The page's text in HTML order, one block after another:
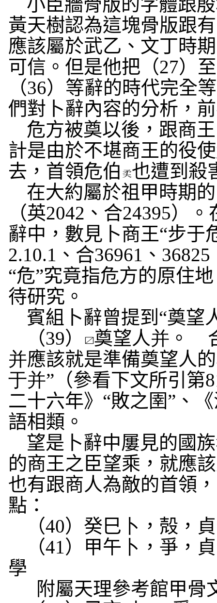
黃天樹認為這塊骨版跟
應該屬於武乙、文丁時
可信。但是他把（27）
（36）等辭的時代完全
們對卜辭內容的分析，
危方被奠以後，跟商
計是由於不堪商王的役
去，首領危伯
也遭到殺
在大約屬於祖甲時期
（英2042 、合24395）。
辭中，數見卜商王“步于
2.10.1 、合36961 、 36825
“危”究竟指危方的原住
待研究。
賓組卜辭曾提到“奠望
（39） 奠望人并 。
并應該就是準備奠望人
于并”（參看下文所引第
二十六年》“敗之圉”、
語相類。
望是卜辭中屢見的國
的商王之臣望乘，就應
也有跟商人為敵的首領
點：
（40）癸巳 卜 ，殻，
（41）甲午 卜 ，爭，
學
附屬天理參考館甲骨